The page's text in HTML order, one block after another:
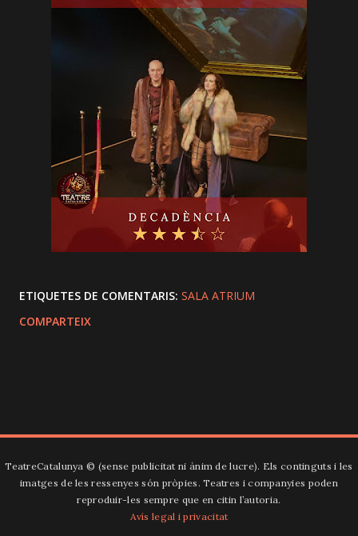
ETIQUETES DE COMENTARIS: SALA ATRIUM
COMPARTEIX
TeatreCatalunya ©️ (sense publicitat ni ànim de lucre). Els continguts i les
imatges de les ressenyes són pròpies. Teatres i companyies poden
reproduir-les sempre que en citin l’autoria.
Avís legal i privacitat